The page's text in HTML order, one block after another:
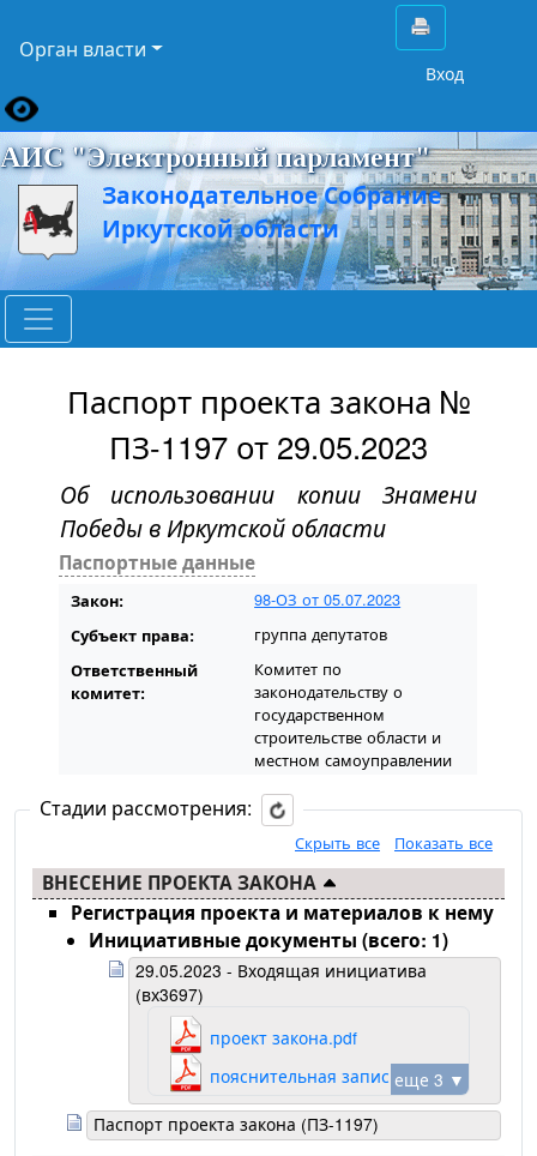
Орган власти
Вход
АИС "Электронный парламент"
Законодательное Собрание
Иркутской области
Паспорт проекта закона №
ПЗ-1197 от 29.05.2023
Об использовании копии Знамени
Победы в Иркутской области
Паспортные данные
Закон: 98-ОЗ от 05.07.2023
Субъект права: группа депутатов
Ответственный
комитет:
Комитет по
законодательству о
государственном
строительстве области и
местном самоуправлении
Стадии рассмотрения:
Скрыть все Показать все
ВНЕСЕНИЕ ПРОЕКТА ЗАКОНА
Регистрация проекта и материалов к нему
Инициативные документы (всего: 1)
29.05.2023 - Входящая инициатива
(вх3697)
еще 3 ▼
проект закона.pdf
пояснительная записка.pdf
Паспорт проекта закона (ПЗ-1197)